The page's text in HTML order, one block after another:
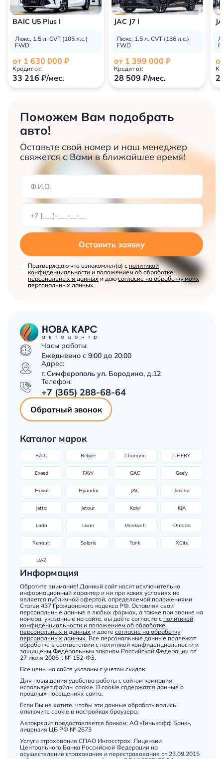
BAIC U5 Plus I
Люкс, 1.5 л. CVT (105 л.с.)
FWD
от 1 630 000 ₽
Кредит от:
33 216 ₽/мес.
JAC J7 I
Люкс, 1.5 л. CVT (136 л.с.)
FWD
от 1 399 000 ₽
Кредит от:
28 509 ₽/мес.
Поможем Вам подобрать
авто!
Оставьте свой номер и наш менеджер
свяжется с Вами в ближайшее время!
Оставить заявку
Подтверждаю что ознакомлен(а) с политикой
конфиденциальности и положением об обработке
персональных и данных и даю согласие на обработку моих
персональных данных
Часы работы:
Ежедневно с 9:00 до 20:00
Адрес:
г. Симферополь ул. Бородина, д.12
Телефон:
+7 (365) 288-68-64
Обратный звонок
Каталог марок
BAIC Belgee Changan CHERY
Exeed FAW GAC Geely
Haval Hyundai JAC Jaecoo
Jetta Jetour Kaiyi KIA
Lada Livan Moskvich Omoda
Renault Solaris Tank XCite
UAZ
Информация
Обратите внимание! Данный сайт носит исключительно
информационный характер и ни при каких условиях не
является публичной офертой, определяемой положениями
Статьи 437 Гражданского кодекса РФ. Оставляя свои
персональные данные в любых формах, а также при звонке на
номера, указанные на сайте, вы даёте согласие с политикой
конфиденциальности и положением об обработке
персональных и данных и даете согласие на обработку
персональных данных. Все персональные данные подлежат
обработке в соответствии с политикой конфиденциальности и
защищены Федеральным законом Российской Федерации от
27 июля 2006 г. № 152-ФЗ.
Все цены на сайте указаны с учетом скидок.
Для повышения удобства работы с сайтом компания
использует файлы cookie. В cookie содержатся данные о
прошлых посещениях сайта.
Если Вы не хотите, чтобы эти данные обрабатывались,
отключите cookie в настройках браузера.
Автокредит предоставляется банком: АО «Тинькофф Банк»,
лицензия ЦБ РФ № 2673
Услуги страхования СПАО Ингосстрах. Лицензии
Центрального Банка Российской Федерации на
осуществление страхования и перестрахования от 23.09.2015